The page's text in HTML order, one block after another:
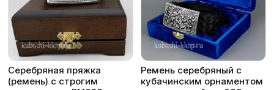
Серебряная пряжка
(ремень) с строгим
Ремень серебряный с
кубачинским орнаментом